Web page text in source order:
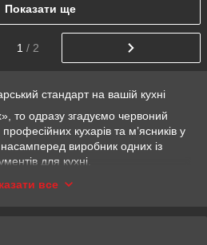
Показати ще
1 / 2
стандарт на вашій кухні
то одразу згадуємо червоний
кухарів та м’ясників у
виробник одних із
для кухні.
до кулінарного олімпу
що майстерність загартування
все